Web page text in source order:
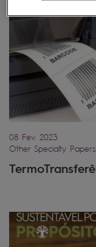
08 Fev. 2023
Other Specialty